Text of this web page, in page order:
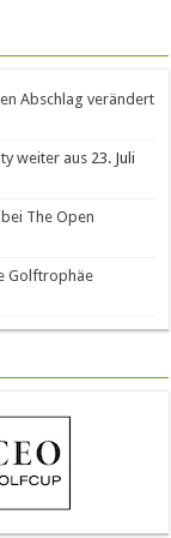
Abschlag verändert
weiter aus 23. Juli
The Open
Golftrophäe